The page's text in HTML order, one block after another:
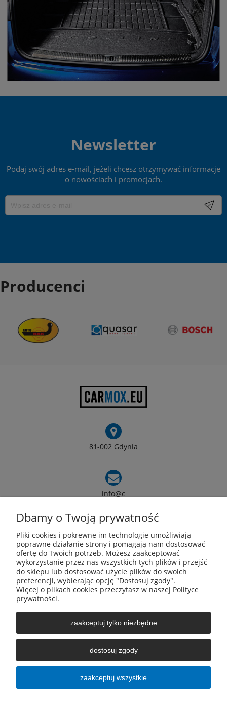
Newsletter
Podaj swój adres e-mail, jeżeli chcesz otrzymywać informacje
o nowościach i promocjach.
Producenci
81-002 Gdynia
info@c
Pomoc
Moje konto
Płatności i dostawa
Informacje
O nas
Dbamy o Twoją prywatność
Pliki cookies i pokrewne im technologie umożliwiają
poprawne działanie strony i pomagają nam dostosować
ofertę do Twoich potrzeb. Możesz zaakceptować
wykorzystanie przez nas wszystkich tych plików i przejść
do sklepu lub dostosować użycie plików do swoich
preferencji, wybierając opcję "Dostosuj zgody".
Więcej o plikach cookies przeczytasz w naszej Polityce
prywatności.
zaakceptuj tylko niezbędne
dostosuj zgody
zaakceptuj wszystkie